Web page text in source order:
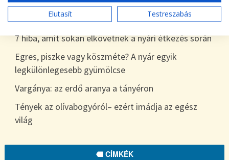
Tökszezon: sokoldalú alapanyagok a nyártól
egészen télig
7 hiba, amit sokan elkövetnek a nyári étkezés során
Egres, piszke vagy köszméte? A nyár egyik
legkülönlegesebb gyümölcse
Vargánya: az erdő aranya a tányéron
Tények az olívabogyóról– ezért imádja az egész
világ
CÍMKÉK
Elutasít
Testreszabás